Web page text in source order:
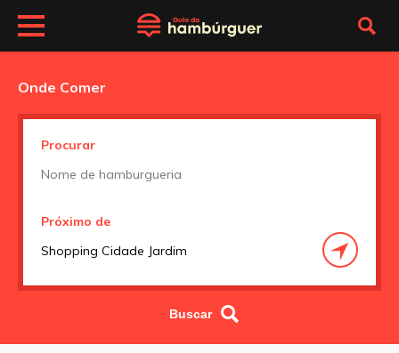
Onde Comer
Procurar
Próximo de